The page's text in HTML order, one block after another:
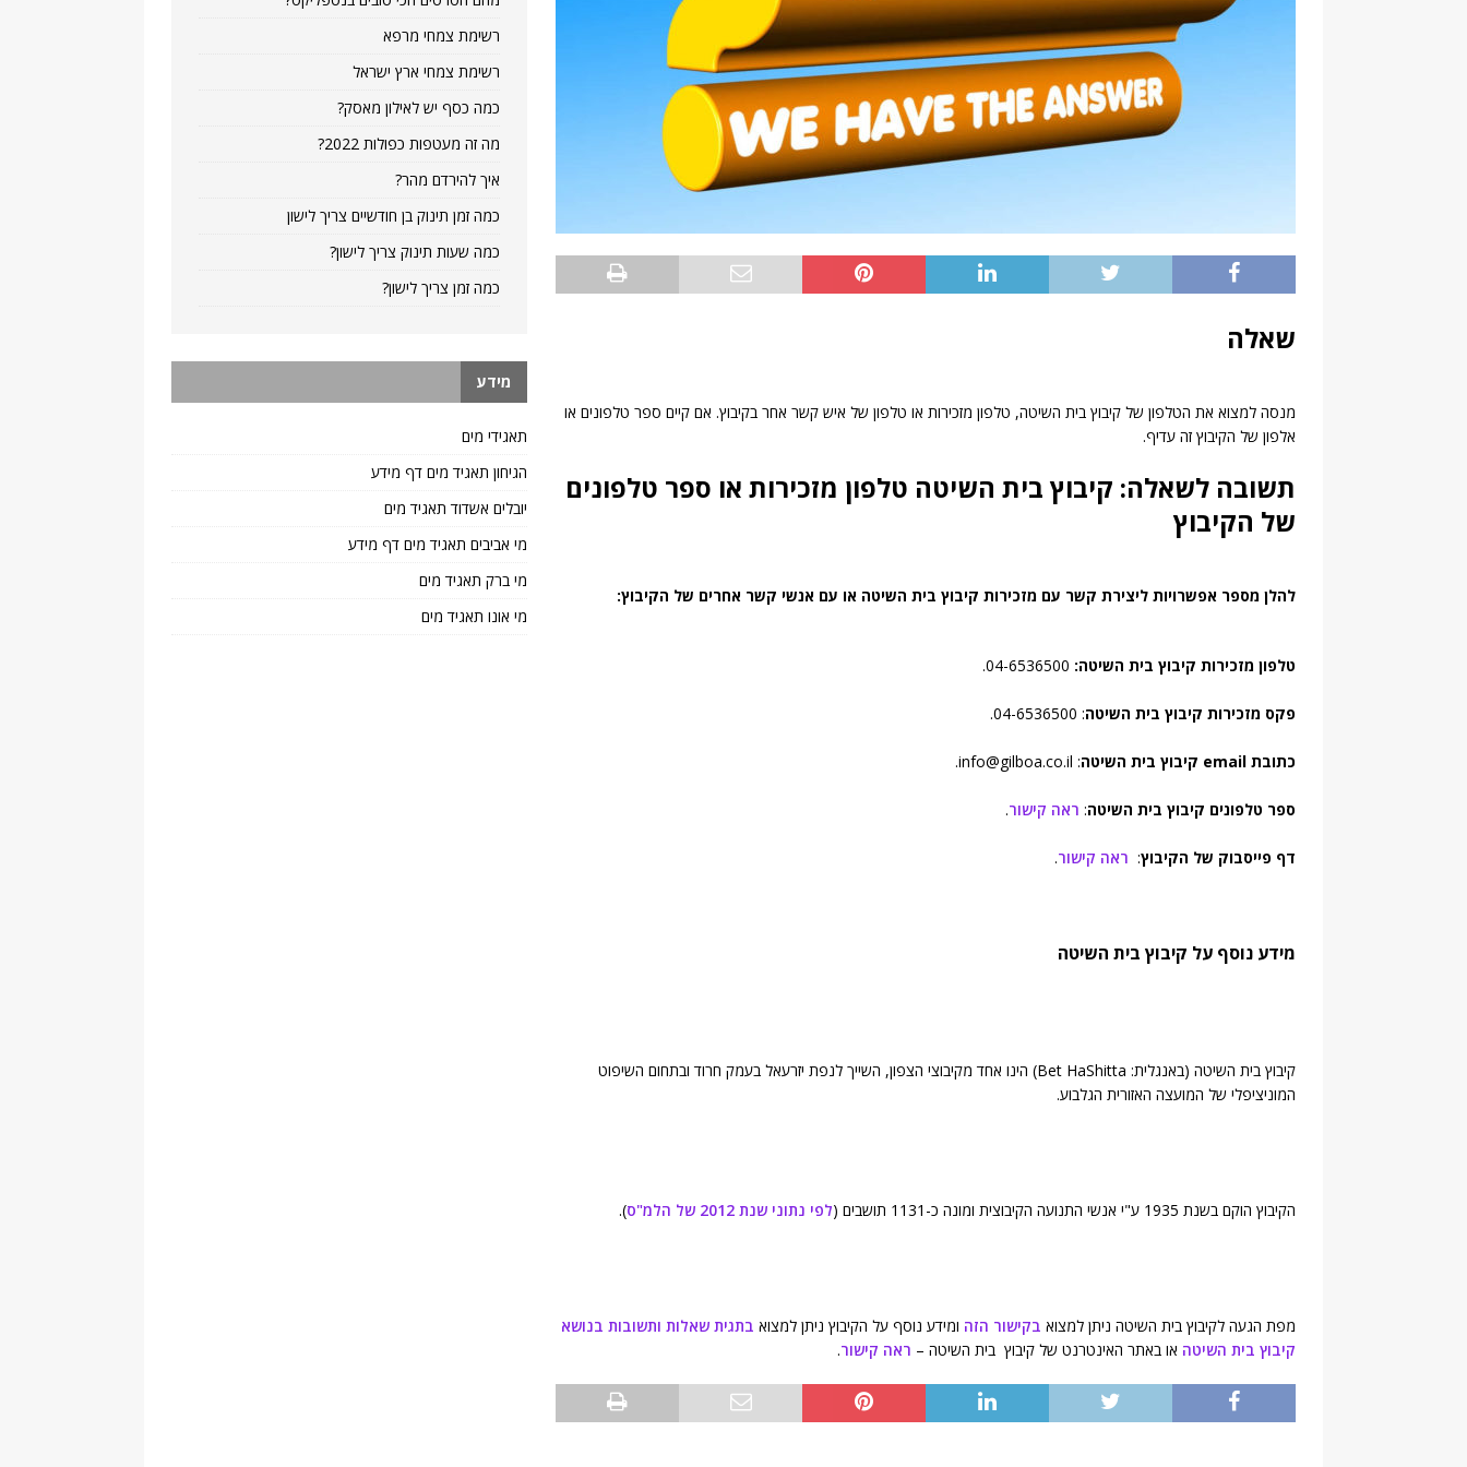
שאלה
מנסה למצוא את הטלפון של קיבוץ בית השיטה, טלפון מזכירות או טלפון של איש קשר אחר בקיבוץ. אם קיים ספר טלפונים או
אלפון של הקיבוץ זה עדיף.
תשובה לשאלה: קיבוץ בית השיטה טלפון מזכירות או ספר טלפונים
של הקיבוץ
להלן מספר אפשרויות ליצירת קשר עם מזכירות קיבוץ בית השיטה או עם אנשי קשר אחרים של הקיבוץ:
טלפון מזכירות קיבוץ בית השיטה: 04-6536500.
פקס מזכירות קיבוץ בית השיטה: 04-6536500.
כתובת email קיבוץ בית השיטה : info@gilboa.co.il.
ספר טלפונים קיבוץ בית השיטה: ראה קישור.
דף פייסבוק של הקיבוץ: ראה קישור.
מידע נוסף על קיבוץ בית השיטה
קיבוץ בית השיטה (באנגלית: Bet HaShitta) הינו אחד מקיבוצי הצפון, השייך לנפת יזרעאל בעמק חרוד ובתחום השיפוט
המוניציפלי של המועצה האזורית הגלבוע.
הקיבוץ הוקם בשנת 1935 ע"י אנשי התנועה הקיבוצית ומונה כ-1131 תושבים ( לפי נתוני שנת 2012 של הלמ"ס ).
מפת הגעה לקיבוץ בית השיטה ניתן למצוא בקישור הזה ומידע נוסף על הקיבוץ ניתן למצוא בתגית שאלות ותשובות בנושא
קיבוץ בית השיטה או באתר האינטרנט של קיבוץ בית השיטה – ראה קישור.
רשימת צמחי מרפא
רשימת צמחי ארץ ישראל
כמה כסף יש לאילון מאסק?
מה זה מעטפות כפולות 2022?
איך להירדם מהר?
כמה זמן תינוק בן חודשיים צריך לישון
כמה שעות תינוק צריך לישון?
כמה זמן צריך לישון?
מידע
תאגידי מים
הגיחון תאגיד מים דף מידע
יובלים אשדוד תאגיד מים
מי אביבים תאגיד מים דף מידע
מי ברק תאגיד מים
מי אונו תאגיד מים